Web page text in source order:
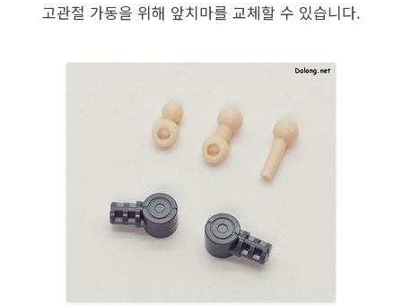
고관절 가동을 위해 앞치마를 교체할 수 있습니다.